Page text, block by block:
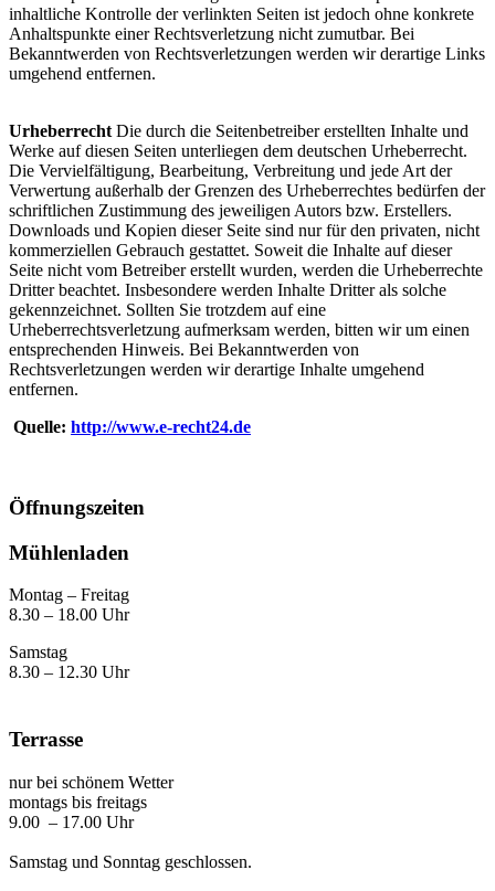
inhaltliche Kontrolle der verlinkten Seiten ist jedoch ohne konkrete
Anhaltspunkte einer Rechtsverletzung nicht zumutbar. Bei
Bekanntwerden von Rechtsverletzungen werden wir derartige Links
umgehend entfernen.
Urheberrecht Die durch die Seitenbetreiber erstellten Inhalte und
Werke auf diesen Seiten unterliegen dem deutschen Urheberrecht.
Die Vervielfältigung, Bearbeitung, Verbreitung und jede Art der
Verwertung außerhalb der Grenzen des Urheberrechtes bedürfen der
schriftlichen Zustimmung des jeweiligen Autors bzw. Erstellers.
Downloads und Kopien dieser Seite sind nur für den privaten, nicht
kommerziellen Gebrauch gestattet. Soweit die Inhalte auf dieser
Seite nicht vom Betreiber erstellt wurden, werden die Urheberrechte
Dritter beachtet. Insbesondere werden Inhalte Dritter als solche
gekennzeichnet. Sollten Sie trotzdem auf eine
Urheberrechtsverletzung aufmerksam werden, bitten wir um einen
entsprechenden Hinweis. Bei Bekanntwerden von
Rechtsverletzungen werden wir derartige Inhalte umgehend
entfernen.
Quelle: http://www.e-recht24.de
Öffnungszeiten
Mühlenladen
Montag – Freitag
8.30 – 18.00 Uhr
Samstag
8.30 – 12.30 Uhr
Terrasse
nur bei schönem Wetter
montags bis freitags
9.00 – 17.00 Uhr
Samstag und Sonntag geschlossen.